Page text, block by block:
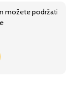
možete podržati